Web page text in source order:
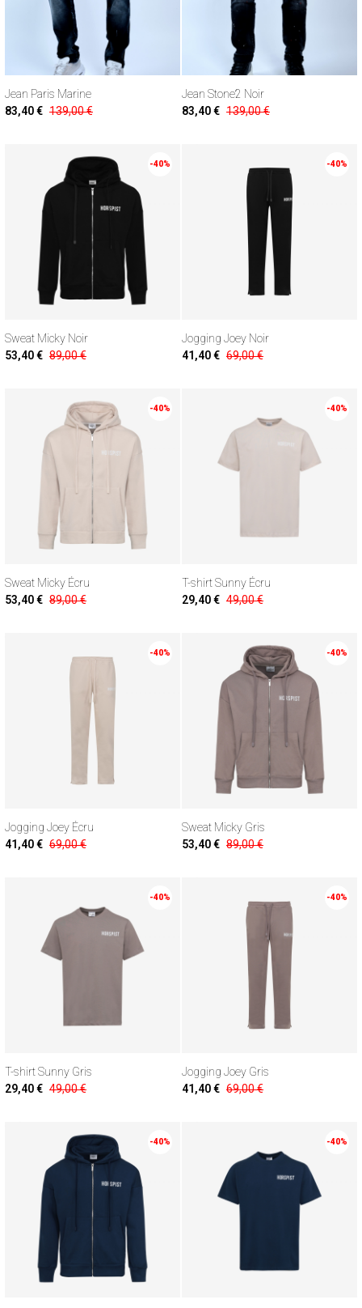
Jean Paris Marine
83,40 € 139,00 €
Jean Stone2 Noir
83,40 € 139,00 €
-40%
Sweat Micky Noir
53,40 € 89,00 €
-40%
Jogging Joey Noir
41,40 € 69,00 €
-40%
Sweat Micky Écru
53,40 € 89,00 €
-40%
T-shirt Sunny Écru
29,40 € 49,00 €
-40%
Jogging Joey Écru
41,40 € 69,00 €
-40%
Sweat Micky Gris
53,40 € 89,00 €
-40%
T-shirt Sunny Gris
29,40 € 49,00 €
-40%
Jogging Joey Gris
41,40 € 69,00 €
-40% -40%